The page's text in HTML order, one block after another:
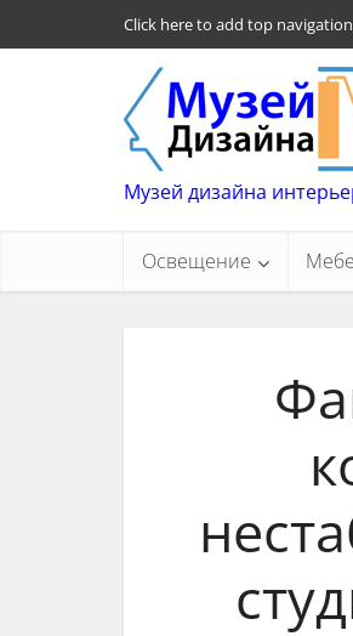
Click here to add top navigation
Музей дизайна
Освещение